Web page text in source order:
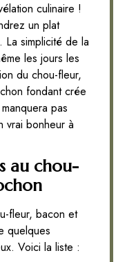
culinaire !
un plat
La simplicité de la
les jours les
du chou-fleur,
fondant crée
pas
vrai bonheur à
au chou-
fleur, bacon et
quelques
Voici la liste :